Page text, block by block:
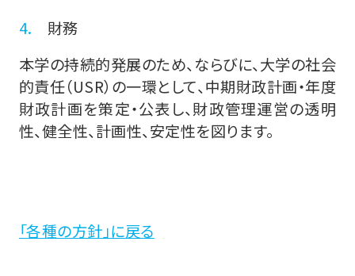
財務
本学の持続的発展のため、ならびに、大学の社会
的責任（USR）の一環として、中期財政計画・年度
財政計画を策定・公表し、財政管理運営の透明
性、健全性、計画性、安定性を図ります。
「各種の方針」に戻る